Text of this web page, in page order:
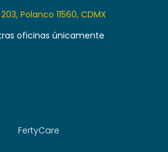
Polanco 11560, CDMX
oficinas únicamente